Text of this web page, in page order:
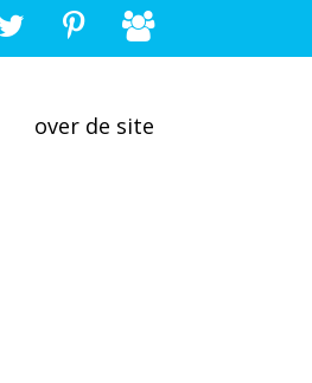
over de site